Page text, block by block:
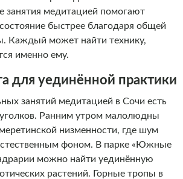
занятия медитацией помогают
быстрее благодаря общей
Каждый может найти технику,
именно ему.
для уединённой практики
занятий медитацией в Сочи есть
Ранним утром малолюдны
низменности, где шум
фоном. В парке «Южные
можно найти уединённую
растений. Горные тропы в